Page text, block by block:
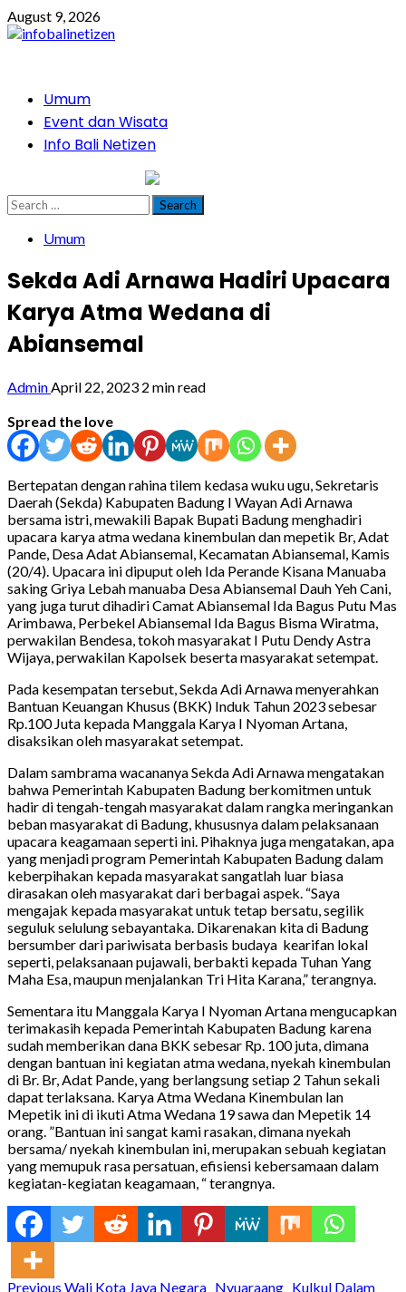
Skip
to
August 9, 2026
PrimaryUmum
Event dan Wisata
Info Bali Netizen
Search
for:
Umum
Sekda Adi Arnawa Hadiri Upacara
Karya Atma Wedana di
Abiansemal
AdminApril 22, 2023 2 min read
Spread the love
Bertepatan dengan rahina tilem kedasa wuku ugu, Sekretaris
Daerah (Sekda) Kabupaten Badung I Wayan Adi Arnawa
bersama istri, mewakili Bapak Bupati Badung menghadiri
upacara karya atma wedana kinembulan dan mepetik Br, Adat
Pande, Desa Adat Abiansemal, Kecamatan Abiansemal, Kamis
(20/4). Upacara ini dipuput oleh Ida Perande Kisana Manuaba
saking Griya Lebah manuaba Desa Abiansemal Dauh Yeh Cani,
yang juga turut dihadiri Camat Abiansemal Ida Bagus Putu Mas
Arimbawa, Perbekel Abiansemal Ida Bagus Bisma Wiratma,
perwakilan Bendesa, tokoh masyarakat I Putu Dendy Astra
Wijaya, perwakilan Kapolsek beserta masyarakat setempat.
Pada kesempatan tersebut, Sekda Adi Arnawa menyerahkan
Bantuan Keuangan Khusus (BKK) Induk Tahun 2023 sebesar
Rp.100 Juta kepada Manggala Karya I Nyoman Artana,
disaksikan oleh masyarakat setempat.
Dalam sambrama wacananya Sekda Adi Arnawa mengatakan
bahwa Pemerintah Kabupaten Badung berkomitmen untuk
hadir di tengah-tengah masyarakat dalam rangka meringankan
beban masyarakat di Badung, khususnya dalam pelaksanaan
upacara keagamaan seperti ini. Pihaknya juga mengatakan, apa
yang menjadi program Pemerintah Kabupaten Badung dalam
keberpihakan kepada masyarakat sangatlah luar biasa
dirasakan oleh masyarakat dari berbagai aspek. “Saya
mengajak kepada masyarakat untuk tetap bersatu, segilik
seguluk selulung sebayantaka. Dikarenakan kita di Badung
bersumber dari pariwisata berbasis budaya kearifan lokal
seperti, pelaksanaan pujawali, berbakti kepada Tuhan Yang
Maha Esa, maupun menjalankan Tri Hita Karana,” terangnya.
Sementara itu Manggala Karya I Nyoman Artana mengucapkan
terimakasih kepada Pemerintah Kabupaten Badung karena
sudah memberikan dana BKK sebesar Rp. 100 juta, dimana
dengan bantuan ini kegiatan atma wedana, nyekah kinembulan
di Br. Br, Adat Pande, yang berlangsung setiap 2 Tahun sekali
dapat terlaksana. Karya Atma Wedana Kinembulan lan
Mepetik ini di ikuti Atma Wedana 19 sawa dan Mepetik 14
orang. ”Bantuan ini sangat kami rasakan, dimana nyekah
bersama/ nyekah kinembulan ini, merupakan sebuah kegiatan
yang memupuk rasa persatuan, efisiensi kebersamaan dalam
kegiatan-kegiatan keagamaan, “ terangnya.
Previous Wali Kota Jaya Negara _Nyuaraang_ Kulkul Dalam